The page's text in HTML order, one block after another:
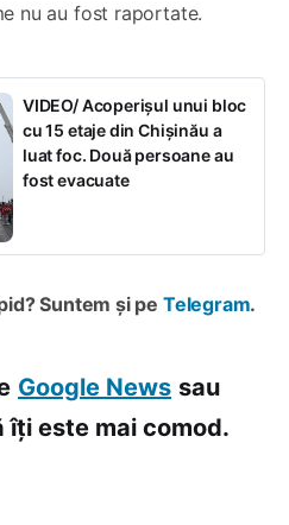
nu au fost raportate.
VIDEO/ Acoperișul unui bloc
cu 15 etaje din Chișinău a
luat foc. Două persoane au
fost evacuate
Suntem și pe Telegram.
Google News sau
îți este mai comod.